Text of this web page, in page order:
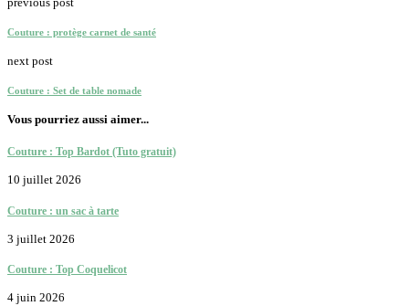
Couture : protège carnet de santé
next post
Couture : Set de table nomade
Vous pourriez aussi aimer...
Couture : Top Bardot (Tuto gratuit)
10 juillet 2026
Couture : un sac à tarte
3 juillet 2026
Couture : Top Coquelicot
4 juin 2026